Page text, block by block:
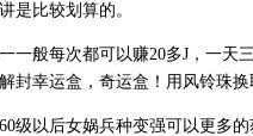
是比较划算的。
般每次都可以赚20多J，一天
封幸运盒，奇运盒！用风铃珠换
以后女娲兵种变强可以更多的